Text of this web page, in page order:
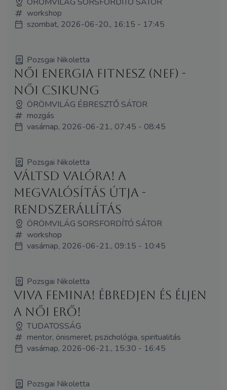
workshop
szombat, 2026-06-20., 16:15 - 17:45
Pozsgai Nikoletta
Női Energia Fitnesz (NEF) -
Női Csikung
ÖRÖMVILÁG ÉBRESZTŐ SÁTOR
mozgás
vasárnap, 2026-06-21., 07:45 - 08:45
Pozsgai Nikoletta
Váltsd Valóra! A
megvalósítás útja -
rendszerállítás
ÖRÖMVILÁG SORSFORDÍTÓ SÁTOR
workshop
vasárnap, 2026-06-21., 09:15 - 10:45
Pozsgai Nikoletta
Viva Femina! Ébredjen és éljen
a női erő!
TUDATOSSÁG
mentor, önismeret, pszichológia, spiritualitás
vasárnap, 2026-06-21., 15:30 - 16:45
Pozsgai Nikoletta